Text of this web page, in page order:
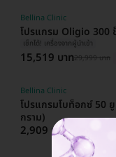
เช็กได้! เครื่องจากผู้นำเข้า
โปรแกรม Oligio 300
Bellina Clinic
15,519 บาท29,999 บาท
โปรแกรมโบท็อกซ์ 50
กราม)
Bellina Clinic
2,909 บาท5,999 บาท